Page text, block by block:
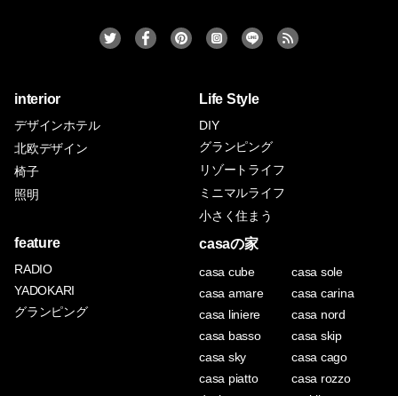
interior
デザインホテル
北欧デザイン
椅子
照明
Life Style
DIY
グランピング
リゾートライフ
ミニマルライフ
小さく住まう
feature
RADIO
YADOKARI
グランピング
casaの家
casa cube
casa sole
casa amare
casa carina
casa liniere
casa nord
casa basso
casa skip
casa sky
casa cago
casa piatto
casa rozzo